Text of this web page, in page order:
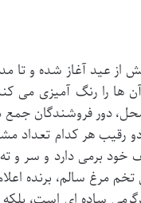
عید آغاز شده و تا
ها را رنگ آمیزی می
دور فروشندگان جمع
دو رقیب هر کدام
برمی دارد و سر و
سالم، برنده